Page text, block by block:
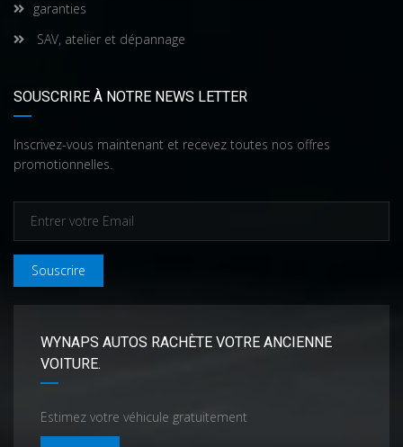
garanties
SAV, atelier et dépannage
SOUSCRIRE À NOTRE NEWS LETTER
Inscrivez-vous maintenant et recevez toutes nos offres
promotionnelles.
Souscrire
WYNAPS AUTOS RACHÈTE VOTRE ANCIENNE
VOITURE.
Estimez votre véhicule gratuitement